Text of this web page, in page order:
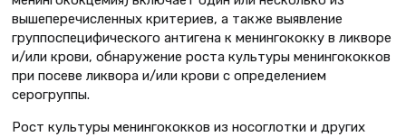
вышеперечисленных критериев, а также выявление
группоспецифического антигена к менингококку в ликворе
и/или крови, обнаружение роста культуры менингококков
при посеве ликвора и/или крови с определением
серогруппы.
Рост культуры менингококков из носоглотки и других